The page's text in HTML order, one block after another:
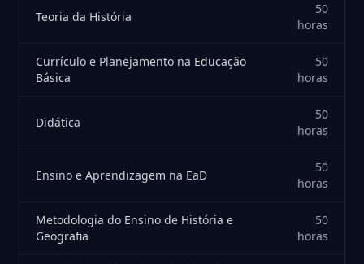
Teoria da História
50
horas
Currículo e Planejamento na Educação
Básica
50
horas
Didática
50
horas
Ensino e Aprendizagem na EaD
50
horas
Metodologia do Ensino de História e
Geografia
50
horas